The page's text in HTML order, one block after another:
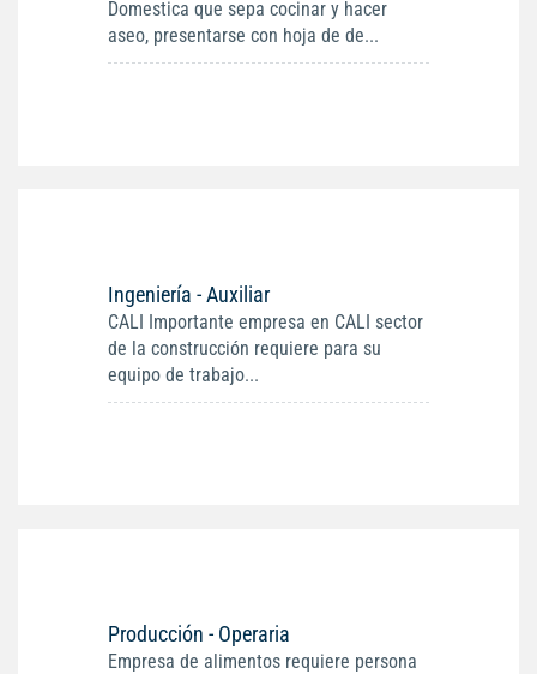
Domestica que sepa cocinar y hacer
aseo, presentarse con hoja de de...
Ingeniería - Auxiliar
CALI Importante empresa en CALI sector
de la construcción requiere para su
equipo de trabajo...
Producción - Operaria
Empresa de alimentos requiere persona